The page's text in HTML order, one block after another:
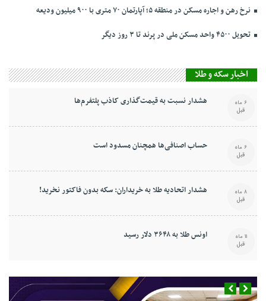
نرخ‌ رهن و اجاره مسکن در منطقه ۵؛ آپارتمان ۷۰ متری با ۹۰۰ میلیون ودیعه
تحویل ۴۵۰۰ واحد مسکن ملی در پرند تا ۳ روز دیگر
اخبار سکه و طلا
هشدار نسبت به قیمت‌گذاری کاذب پلتفرم‌ها 6 ماه
قبل
حساب اصنافی‌ها همچنان مسدود است 6 ماه
قبل
هشدار اتحادیه طلا به خریداران: سکه بدون فاکتور نخرید! 8 ماه
قبل
اونس طلا به ۳۶۴۸ دلار رسید 11 ماه
قبل